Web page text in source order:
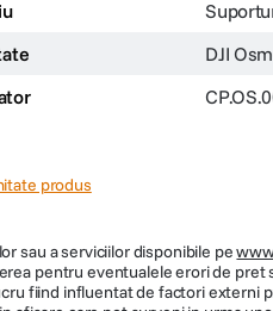
DJI
produs
sau a serviciilor disponibile pe
pentru eventualele erori de
fiind influentat de factori externi